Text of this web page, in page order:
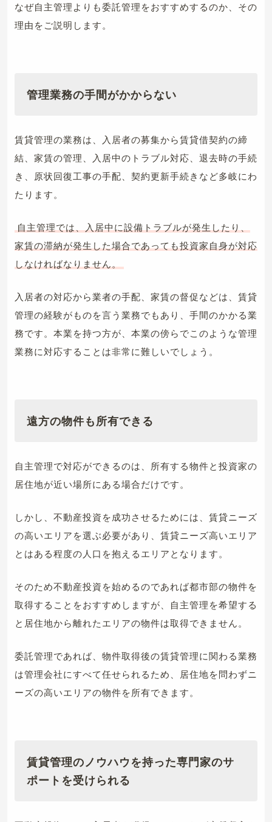
なぜ自主管理よりも委託管理をおすすめするのか、その
理由をご説明します。
管理業務の手間がかからない
賃貸管理の業務は、入居者の募集から賃貸借契約の締
結、家賃の管理、入居中のトラブル対応、退去時の手続
き、原状回復工事の手配、契約更新手続きなど多岐にわ
たります。
自主管理では、入居中に設備トラブルが発生したり、
家賃の滞納が発生した場合であっても投資家自身が対応
しなければなりません。
入居者の対応から業者の手配、家賃の督促などは、賃貸
管理の経験がものを言う業務でもあり、手間のかかる業
務です。本業を持つ方が、本業の傍らでこのような管理
業務に対応することは非常に難しいでしょう。
遠方の物件も所有できる
自主管理で対応ができるのは、所有する物件と投資家の
居住地が近い場所にある場合だけです。
しかし、不動産投資を成功させるためには、賃貸ニーズ
の高いエリアを選ぶ必要があり、賃貸ニーズ高いエリア
とはある程度の人口を抱えるエリアとなります。
そのため不動産投資を始めるのであれば都市部の物件を
取得することをおすすめしますが、自主管理を希望する
と居住地から離れたエリアの物件は取得できません。
委託管理であれば、物件取得後の賃貸管理に関わる業務
は管理会社にすべて任せられるため、居住地を問わずニ
ーズの高いエリアの物件を所有できます。
賃貸管理のノウハウを持った専門家のサ
ポートを受けられる